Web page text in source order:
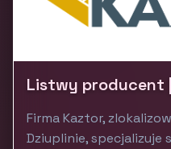
Listwy producent
Firma Kaztor,
Dziuplinie, specjalizuje